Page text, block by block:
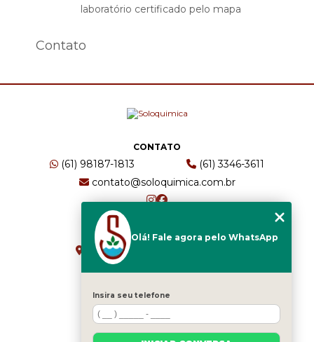
laboratório certificado pelo mapa
Contato
CONTATO
(61) 98187-1813
(61) 3346-3611
contato@soloquimica.com.br
ENDEREÇO
CRS 511 Sul, Bl B, Sl 49 - Asa Sul
Brasília - DF - CEP: 70361-520
HOME
EMPRESA
Olá! Fale agora pelo WhatsApp
Insira seu telefone